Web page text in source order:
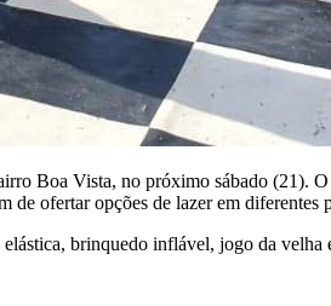
Boa Vista, no próximo sábado (21).
ofertar opções de lazer em diferentes
brinquedo inflável, jogo da velha